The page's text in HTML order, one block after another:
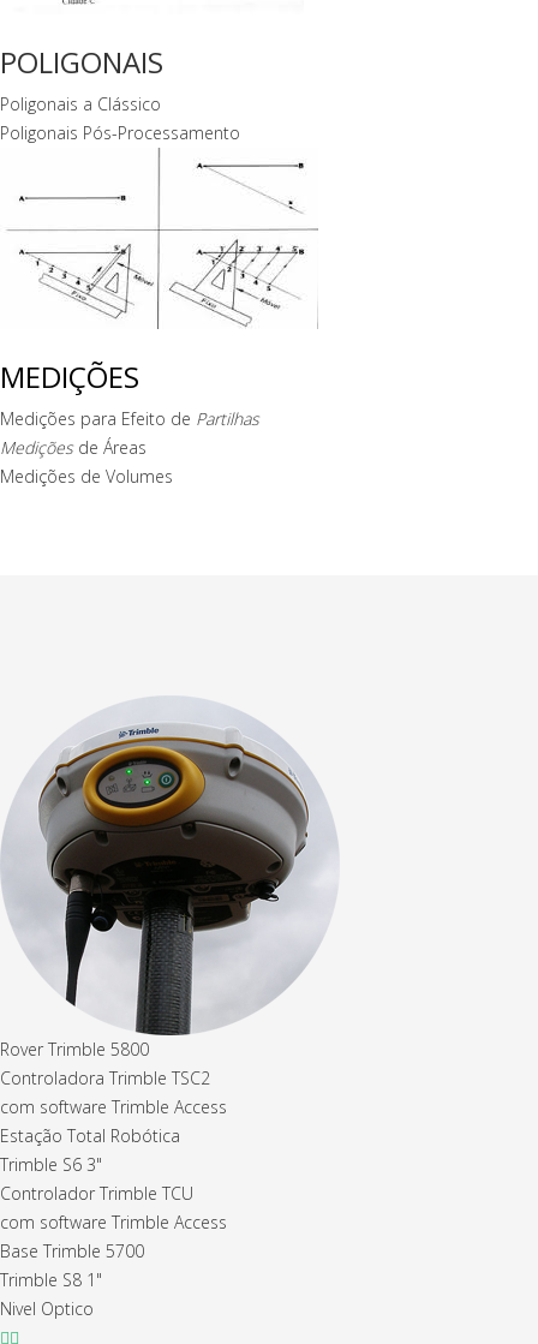
POLIGONAIS
Poligonais a Clássico
Poligonais Pós-Processamento
MEDIÇÕES
Medições para Efeito de Partilhas
Mediçõesde Áreas
Medições de Volumes
Rover Trimble 5800
Controladora Trimble TSC2
com software Trimble Access
Estação Total Robótica
Trimble S6 3"
Controlador Trimble TCU
com software Trimble Access
Base Trimble 5700
Trimble S8 1"
Nivel Optico